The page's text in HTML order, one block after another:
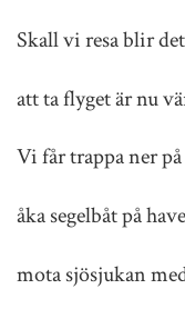
Skall vi resa blir
att ta flyget är nu
Vi får trappa ner
åka segelbåt på
mota sjösjukan